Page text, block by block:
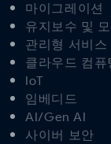
마이그레이션
유지보수 및
관리형 서비스
클라우드 컴퓨
IoT
임베디드
AI/Gen AI
사이버 보안